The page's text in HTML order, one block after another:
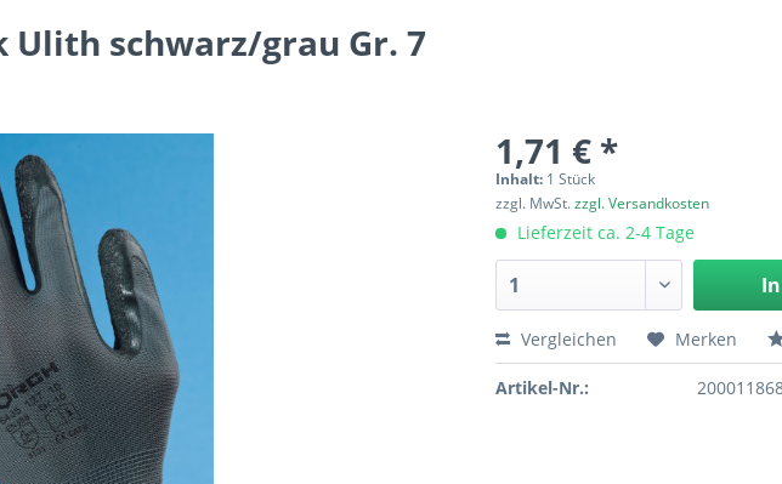
Ulith schwarz/grau Gr. 7
1,71 € *
Inhalt: 1 Stück
zzgl. MwSt.zzgl. Versandkosten
Lieferzeit ca. 2-4 Tage
Vergleichen Merken
Artikel-Nr.: